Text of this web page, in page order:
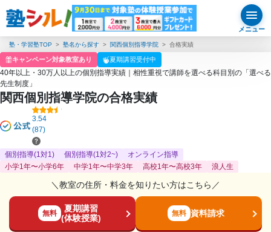
メニュー
塾・学習塾TOP 塾名から探す 関西個別指導学院 合格実績
キャンペーン対象教室あり 夏期講習受付中
40年以上・30万人以上の個別指導実績｜相性重視で講師を選べる科目別の「選べる
先生制度」
関西個別指導学院の合格実績
3.54
(87)
個別指導(1対1) 個別指導(1対2~)
オンライン指導
小学1年〜小学6年
中学1年〜中学3年 高校1年〜高校3年 浪人生
＼教室の住所・料金を知りたい方はこちら／
無料
夏期講習
(体験授業)
無料 資料請求